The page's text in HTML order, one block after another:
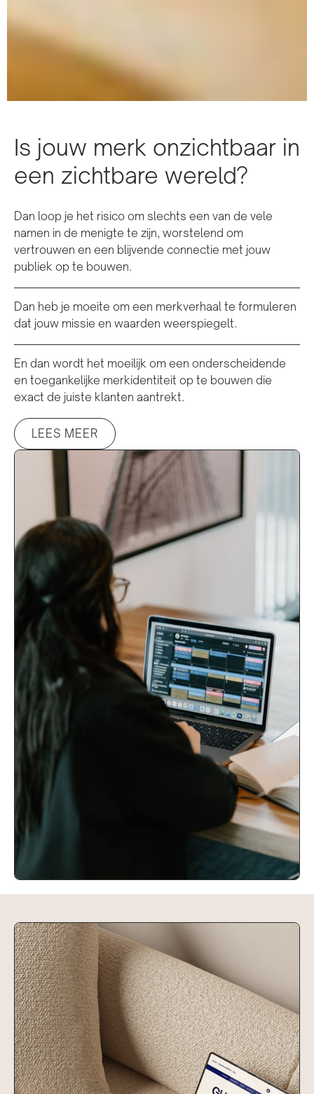
Is jouw merk onzichtbaar in
een zichtbare wereld?
Dan loop je het risico om slechts een van de vele
namen in de menigte te zijn, worstelend om
vertrouwen en een blijvende connectie met jouw
publiek op te bouwen.
Dan heb je moeite om een merkverhaal te formuleren
dat jouw missie en waarden weerspiegelt.
En dan wordt het moeilijk om een onderscheidende
en toegankelijke merkidentiteit op te bouwen die
exact de juiste klanten aantrekt.
LEES MEER